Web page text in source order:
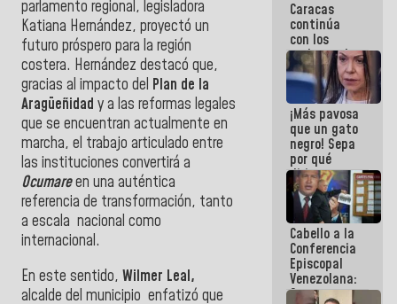
parlamento regional, legisladora
Katiana Hernández, proyectó un
futuro próspero para la región
costera. Hernández destacó que,
gracias al impacto del Plan de la
Aragüeñidad y a las reformas legales
que se encuentran actualmente en
marcha, el trabajo articulado entre
las instituciones convertirá a
Ocumareen una auténtica
referencia de transformación, tanto
a escala nacional como
internacional.
En este sentido, Wilmer Leal,
alcalde del municipio enfatizó que
Caracas
continúa
con los
trabajos de
mantenimiento
e inspección
en la Línea 2
¡Más pavosa
que un gato
negro! Sepa
por qué
dirigentes
opositores
se
desmarcan
de La Sayo
Cabello a la
Conferencia
Episcopal
Venezolana:
Son unos